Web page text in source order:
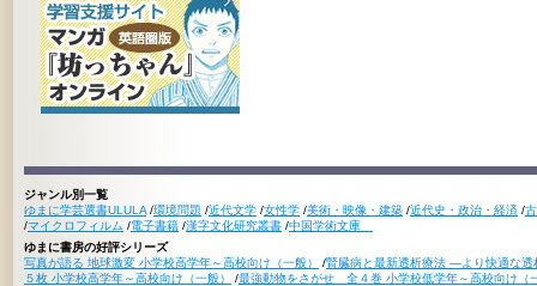
ジャンル別一覧
ゆまに学芸選書ULULA /環境問題 /近代文学 /女性学 /美術・映像・建築 /近代史・政治・経済 /
/マイクロフィルム /電子書籍 /漢字文化研究叢書 /中国学術文庫
ゆまに書房の好評シリーズ
写真が語る 地球激変 小学校高学年～高校向け（一般）
/腎臓病と最新透析療法 ―より快適な
５枚 小学校高学年～高校向け（一般）
/最強動物をさがせ 全４巻 小学校低学年～高校向け（